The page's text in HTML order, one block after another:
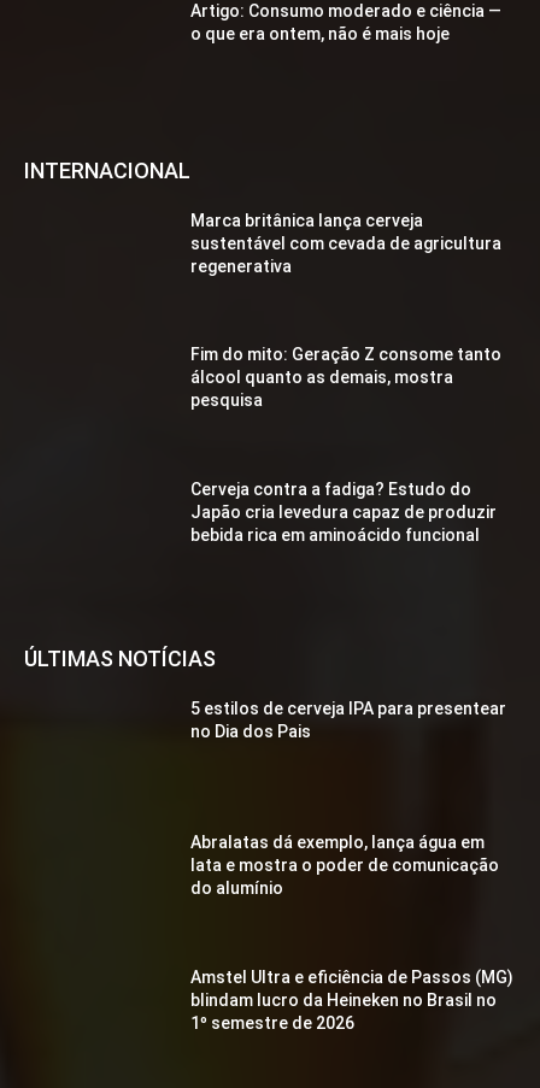
Artigo: Consumo moderado e ciência —
o que era ontem, não é mais hoje
INTERNACIONAL
Marca britânica lança cerveja
sustentável com cevada de agricultura
regenerativa
Fim do mito: Geração Z consome tanto
álcool quanto as demais, mostra
pesquisa
Cerveja contra a fadiga? Estudo do
Japão cria levedura capaz de produzir
bebida rica em aminoácido funcional
ÚLTIMAS NOTÍCIAS
5 estilos de cerveja IPA para presentear
no Dia dos Pais
Abralatas dá exemplo, lança água em
lata e mostra o poder de comunicação
do alumínio
Amstel Ultra e eficiência de Passos (MG)
blindam lucro da Heineken no Brasil no
1º semestre de 2026